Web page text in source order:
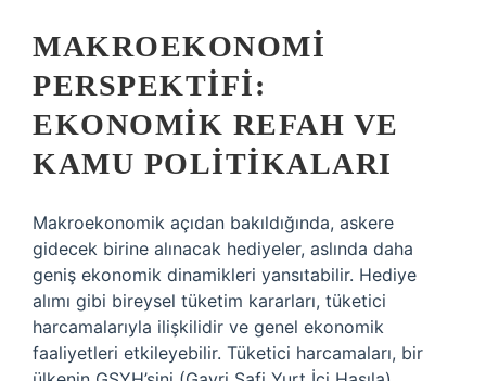
MAKROEKONOMI
PERSPEKTIFI:
EKONOMIK REFAH VE
KAMU POLITIKALARI
Makroekonomik açıdan bakıldığında, askere
gidecek birine alınacak hediyeler, aslında daha
geniş ekonomik dinamikleri yansıtabilir. Hediye
alımı gibi bireysel tüketim kararları, tüketici
harcamalarıyla ilişkilidir ve genel ekonomik
faaliyetleri etkileyebilir. Tüketici harcamaları, bir